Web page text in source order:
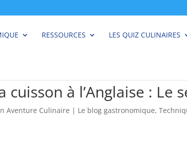
RESSOURCES LES QUIZ CULINAIRES
cuisson à l’Anglaise :
Aventure Culinaire | Le blog gastronomique,